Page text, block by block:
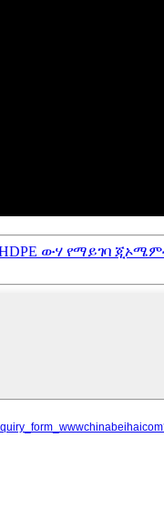
HDPE ውሃ የማይገባ